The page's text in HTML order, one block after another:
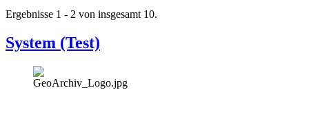
Ergebnisse 1 - 2 von insgesamt 10.
System (Test)